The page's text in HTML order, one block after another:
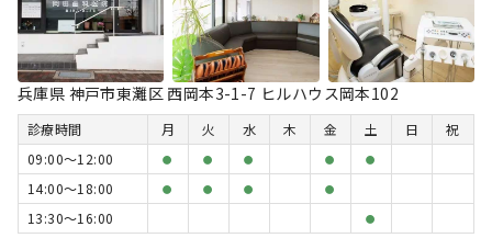
兵庫県 神戸市東灘区 西岡本3-1-7 ヒルハウス岡本102
診療時間 月 火 水 木 金 土 日
祝
09:00〜12:00
● ● ● ● ●
14:00〜18:00 ● ● ● ●
13:30〜16:00 ●